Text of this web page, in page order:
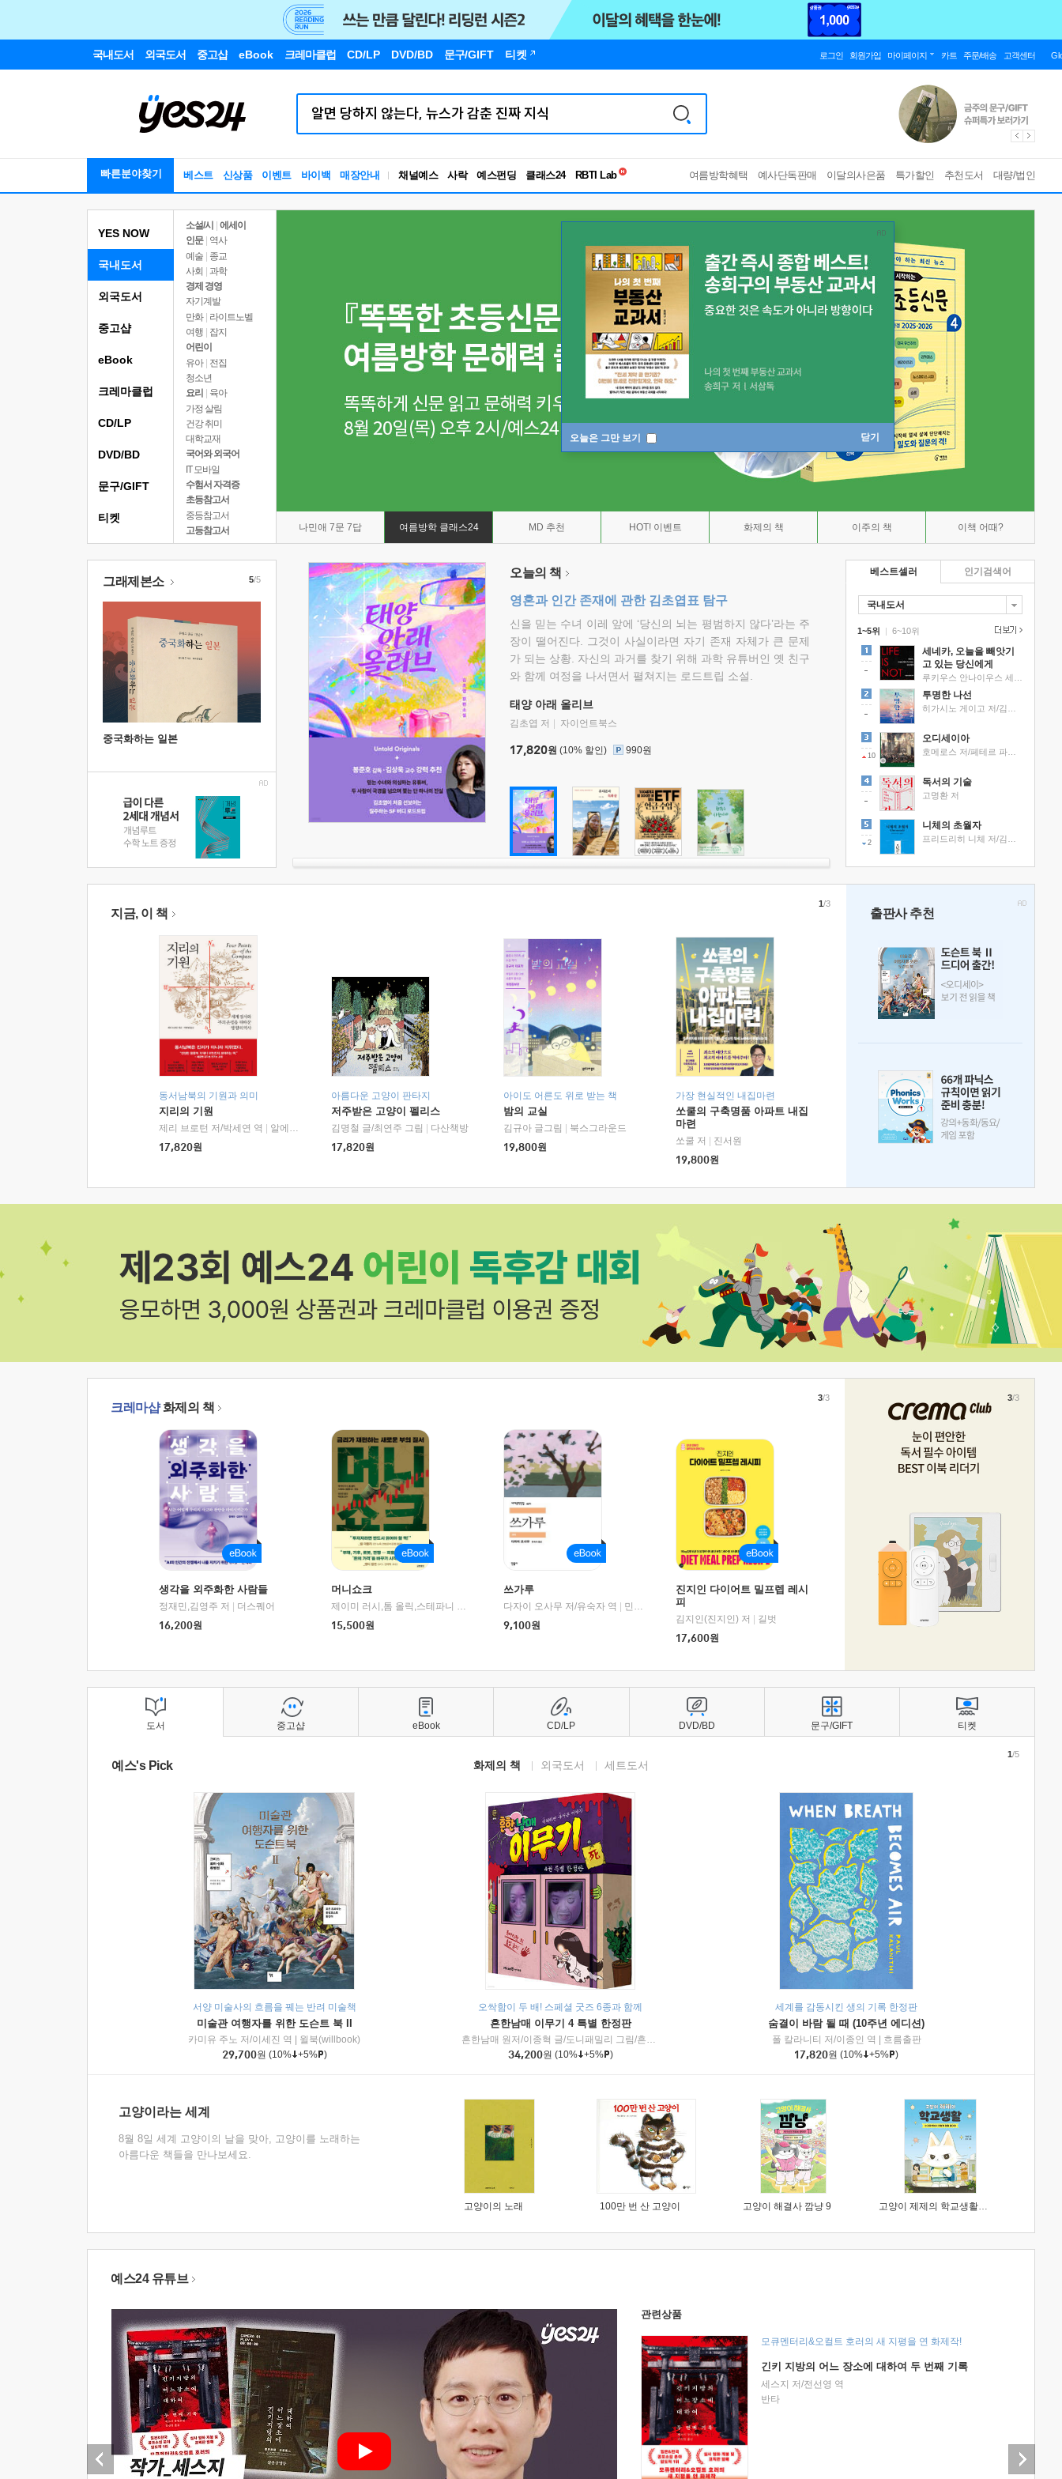
국내도서 외국도서 중고샵 eBook 크레마클럽 CD/LP DVD/BD 문구/GIFT 티켓 로그인 회원가입 마이페이지 카트 주문/배송 고객센터
빠른분야찾기 베스트 신상품 이벤트 바이백 매장안내 채널예스 사락 예스펀딩 클래스24
독서유형검사
여름방학혜택 예사단독판매 이달의사은품 특가할인 추천도서 대량/법인
오늘은 그만 보기 닫기
YES NOW
국내도서
소설/시
에세이
인문
역사
예술 | 종교
사회 | 과학
경제 경영
자기계발
만화 | 라이트노벨
여행
잡지
어린이
유아 | 전집
청소년
요리
육아
가정 살림
건강 취미
대학교재
국어와 외국어
IT 모바일
수험서 자격증
초등참고서
중등참고서
고등참고서
나민애 7문 7답 여름방학 클래스24 MD 추천 HOT! 이벤트 화제의 책 이주의 책 이책 어때?
외국도서
중고샵
eBook
크레마클럽
CD/LP
DVD/BD
문구/GIFT
티켓
그래제본소
중국화하는 일본
5/5 오늘의 책
영혼과 인간 존재에 관한 김초엽표 탐구
신을 믿는 수녀 이레 앞에 ‘당신의 뇌는 평범하지 않다’라는 주
장이 떨어진다. 그것이 사실이라면 자기 존재 자체가 큰 문제
가 되는 상황. 자신의 과거를 찾기 위해 과학 유튜버인 옛 친구
와 함께 여정을 나서면서 펼쳐지는 로드트립 소설.
태양 아래 올리브
김초엽 저 자이언트북스
17,820원 (10% 할인) 990원
베스트셀러
국내도서
1~5위 |
세네카, 오늘을 빼앗기
고 있는 당신에게
투명한 나선
10
오디세이아
독서의 기술
고명환 저
2
니체의 초월자
6~10위
인기검색어
지금, 이 책
동서남북의 기원과 의미
지리의 기원
제리 브로턴 저/박세연 역
알에이치코리아(RHK)
17,820원
아름다운 고양이 판타지
저주받은 고양이 펠리스
김명철 글/최연주 그림
다산책방
17,820원
아이도 어른도 위로 받는 책
밤의 교실
김규아 글그림
북스그라운드
19,800원
가장 현실적인 내집마련
쏘쿨의 구축명품 아파트 내집
마련
쏘쿨 저
진서원
19,800원
1/3
출판사 추천
크레마샵화제의 책
생각을 외주화한 사람들
정재민,김영주 저
더스퀘어
16,200원
머니쇼크
제이미 러시,톰 올릭,스테파니 플랜더스 편저/임경은 역/박정호 감수 |
교보문고
15,500원
쓰가루
다자이 오사무 저/유숙자 역
민음사
9,100원
진지인 다이어트 밀프렙 레시
피
김지인(진지인) 저
길벗
17,600원
3/3 3/3
도서
예스's Pick 화제의 책 외국도서 세트도서
서양 미술사의 흐름을 꿰는 반려 미술책
미술관 여행자를 위한 도슨트 북 II
카미유 주노 저/이세진 역
윌북(willbook)
29,700원 (10% +5% )
오싹함이 두 배! 스페셜 굿즈 6종과 함께
흔한남매 이무기 4 특별 한정판
흔한남매 원저/이종혁 글/도니패밀리 그림/흔한컴퍼니 감수
미래엔아이세움
34,200원 (10% +5% )
세계를 감동시킨 생의 기록 한정판
숨결이 바람 될 때 (10주년 에디션)
폴 칼라니티 저/이종인 역
흐름출판
17,820원 (10% +5% )
1/5
고양이라는 세계
8월 8일 세계 고양이의 날을 맞아, 고양이를 노래하는
아름다운 책들을 만나보세요.
고양이의 노래 100만 번 산 고양이 고양이 해결사 깜냥 9 고양이 제제의 학교생활 1 : 초등학생이 이렇게 힘들 줄이야
중고샵 eBook CD/LP DVD/BD 문구/GIFT 티켓
예스24 유튜브
관련상품
모큐멘터리&오컬트 호러의 새 지평을 연 화제작!
긴키 지방의 어느 장소에 대하여 두 번째 기록
세스지 저/전선영 역
반타